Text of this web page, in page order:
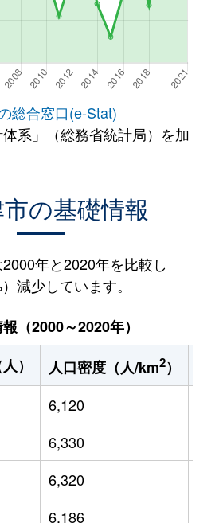
総合窓口(e-Stat)
体系」（総務省統計局）を加
の基礎情報
年と2020年を比較し
減少しています。
（2000～2020年）
） 人口密度（人/km2）
6,120
6,330
6,320
6,186